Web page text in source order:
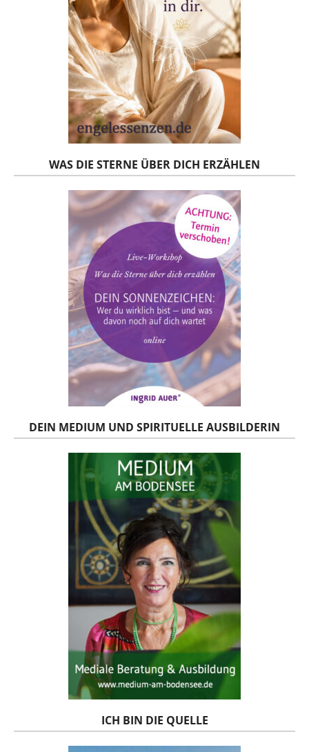
WAS DIE STERNE ÜBER DICH ERZÄHLEN
DEIN MEDIUM UND SPIRITUELLE AUSBILDERIN
ICH BIN DIE QUELLE